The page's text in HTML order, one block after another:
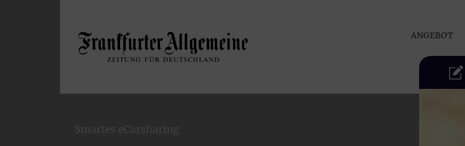
ANGEBOT
Smartes eCarsharing